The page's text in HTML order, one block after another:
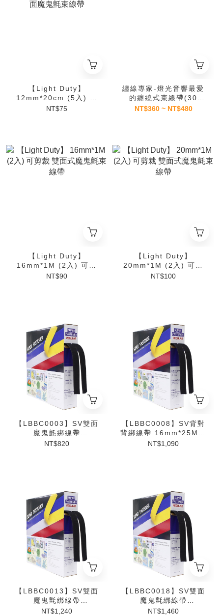
【Light Duty】
12mm*20cm (5入) 可
調式 雙面魔鬼氈束線帶
NT$75
纏線專家-燈光音響最愛
的纏繞式束線帶(30
入/50入)
NT$360 ~ NT$480
【Light Duty】
16mm*1M (2入) 可剪
裁 雙面式魔鬼氈束線帶
NT$90
【Light Duty】
20mm*1M (2入) 可剪
裁 雙面式魔鬼氈束線帶
NT$100
【LBBC0003】SV雙面
魔鬼氈綁線帶
12.5mm*25M(2入)
NT$820
【LBBC0008】SV背對
背綁線帶 16mm*25M(2
入)【P91997】
NT$1,090
【LBBC0013】SV雙面
魔鬼氈綁線帶
20mm*25M(2入)
NT$1,240
【LBBC0018】SV雙面
魔鬼氈綁線帶
25mm*25M(2入)
NT$1,460